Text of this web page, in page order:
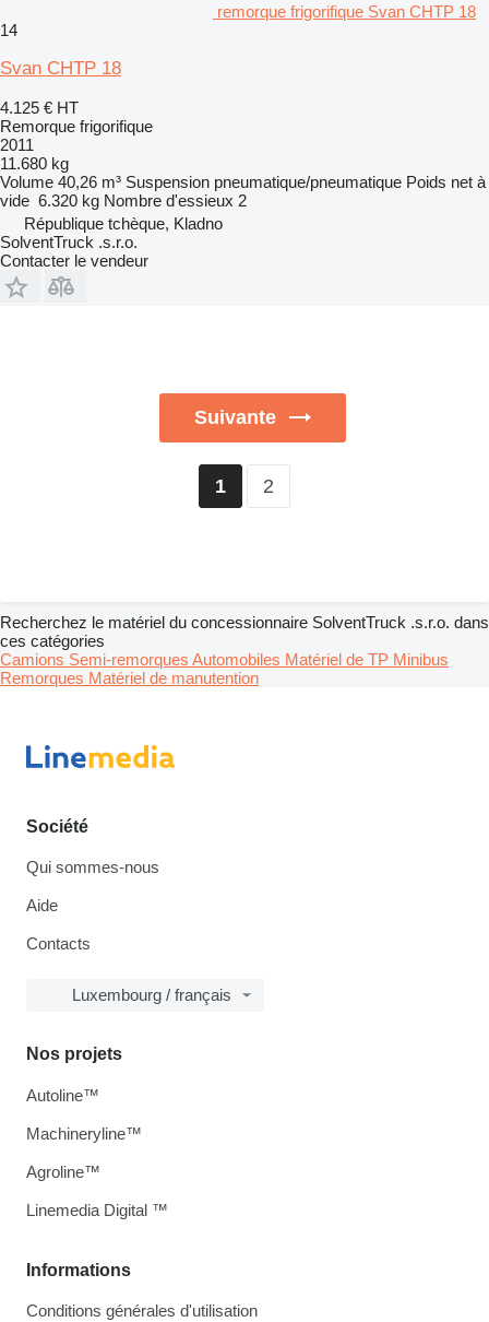
remorque frigorifique Svan CHTP 18
14
Svan CHTP 18
4.125 € HT
Remorque frigorifique
2011
11.680 kg
Volume 40,26 m³ Suspension pneumatique/pneumatique Poids net à
vide 6.320 kg Nombre d'essieux 2
République tchèque, Kladno
SolventTruck .s.r.o.
Contacter le vendeur
Suivante
1 2
Recherchez le matériel du concessionnaire SolventTruck .s.r.o. dans
ces catégories
Camions Semi-remorques Automobiles Matériel de TP Minibus
Remorques Matériel de manutention
Société
Qui sommes-nous
Aide
Contacts
Luxembourg / français
Informations
Conditions générales d'utilisation
Nos projets
Autoline™
Machineryline™
Agroline™
Linemedia Digital ™